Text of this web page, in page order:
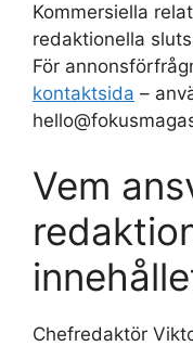
Kommersiella
redaktionella
För
kontaktsida –
Vem
Chefredaktör